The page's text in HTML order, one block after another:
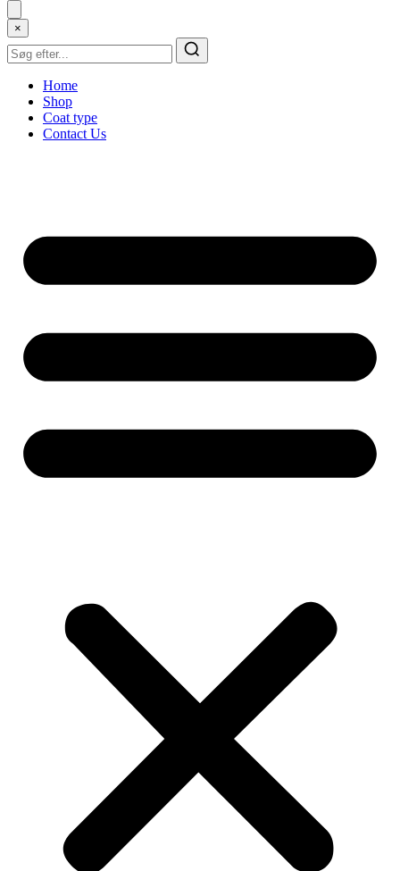
×
Home
Shop
Coat type
Contact Us